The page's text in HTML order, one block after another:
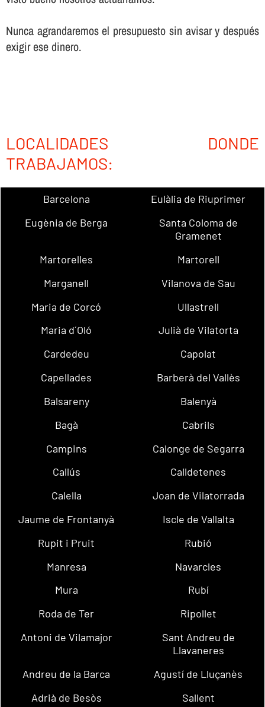
Nunca agrandaremos el presupuesto sin avisar y después
exigir ese dinero.
LOCALIDADES DONDE
TRABAJAMOS:
Barcelona
Eulàlia de Riuprimer
Eugènia de Berga
Santa Coloma de
Gramenet
Martorelles
Martorell
Marganell
Vilanova de Sau
Maria de Corcó
Ullastrell
Maria d´Oló
Julià de Vilatorta
Cardedeu
Capolat
Capellades
Barberà del Vallès
Balsareny
Balenyà
Bagà
Cabrils
Campins
Calonge de Segarra
Callús
Calldetenes
Calella
Joan de Vilatorrada
Jaume de Frontanyà
Iscle de Vallalta
Rupit i Pruit
Rubió
Manresa
Navarcles
Mura
Rubí
Roda de Ter
Ripollet
Antoni de Vilamajor
Sant Andreu de
Llavaneres
Andreu de la Barca
Agustí de Lluçanès
Adrià de Besòs
Sallent